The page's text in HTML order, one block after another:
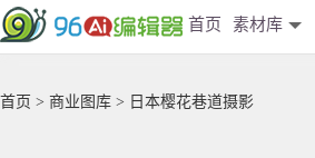
首页 素材库
首页 > 商业图库 > 日本樱花巷道摄影